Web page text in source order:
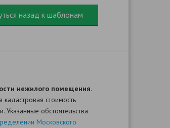
назад к шаблонам
нежилого помещения.
стоимость
обстоятельства
Московского